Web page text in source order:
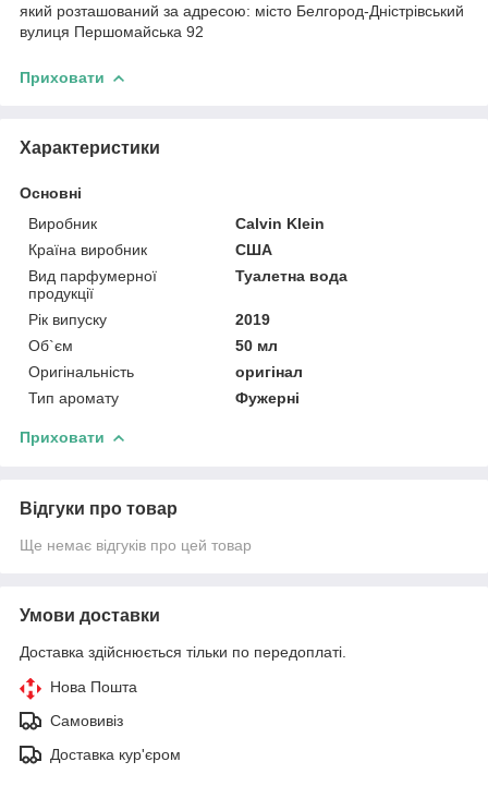
який розташований за адресою: місто Белгород-Дністрівський
вулиця Першомайська 92
Приховати
Характеристики
Основні
Виробник
Calvin Klein
Країна виробник
США
Вид парфумерної
продукції
Туалетна вода
Рік випуску
2019
Об`єм
50 мл
Оригінальність
оригінал
Тип аромату
Фужерні
Приховати
Відгуки про товар
Ще немає відгуків про цей товар
Умови доставки
Доставка здійснюється тільки по передоплаті.
Нова Пошта
Самовивіз
Доставка кур'єром